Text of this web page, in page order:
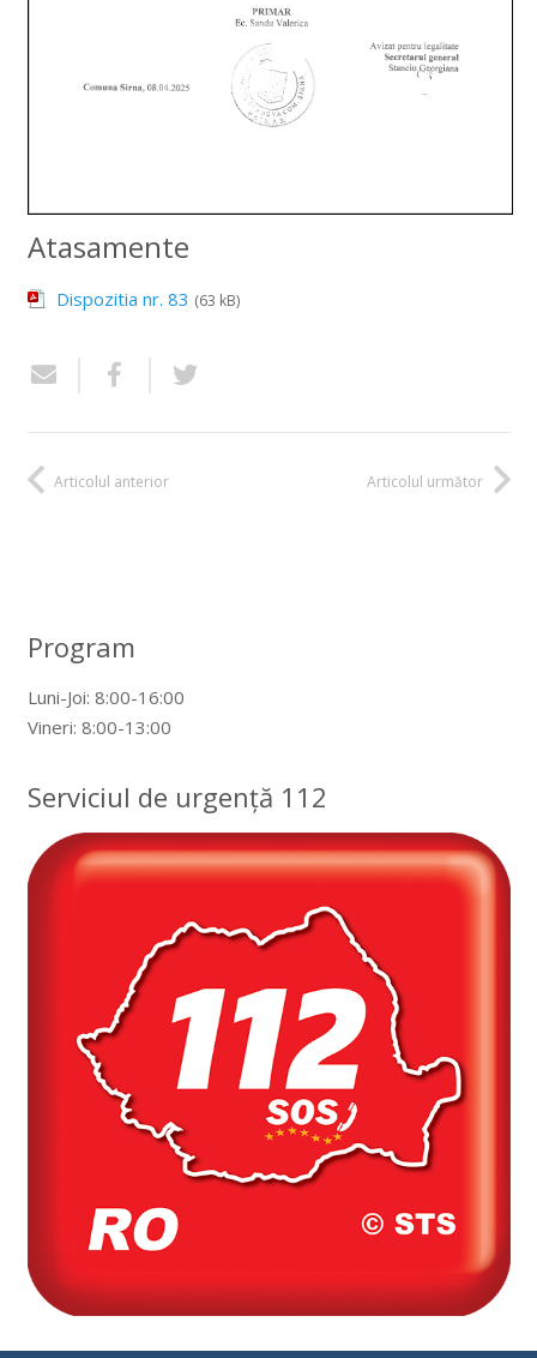
Atasamente
Dispozitia nr. 83 (63 kB)
Articolul anterior Articolul următor
Program
Luni-Joi: 8:00-16:00
Vineri: 8:00-13:00
Serviciul de urgență 112